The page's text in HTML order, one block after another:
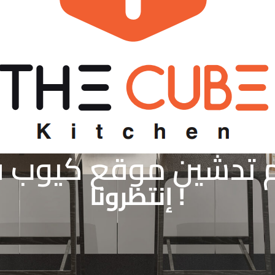
تدشين موقع كيوب
! إنتظرونا